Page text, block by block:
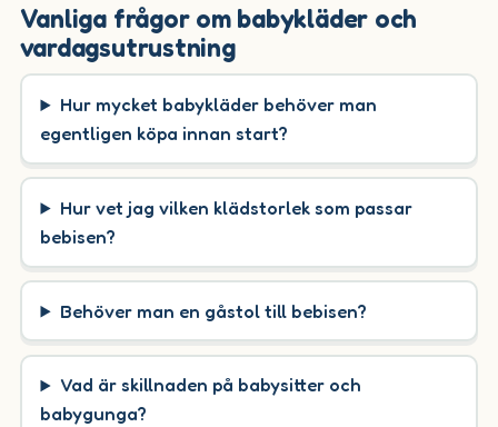
Vanliga frågor om babykläder och
vardagsutrustning
Hur mycket babykläder behöver man
egentligen köpa innan start?
Hur vet jag vilken klädstorlek som passar
bebisen?
Behöver man en gåstol till bebisen?
Vad är skillnaden på babysitter och
babygunga?